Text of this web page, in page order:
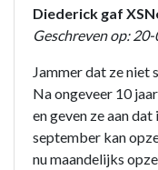
Diederick gaf
Geschreven op:
Jammer dat ze niet
Na ongeveer 10
en geven ze aan
september kan
nu maandelijks